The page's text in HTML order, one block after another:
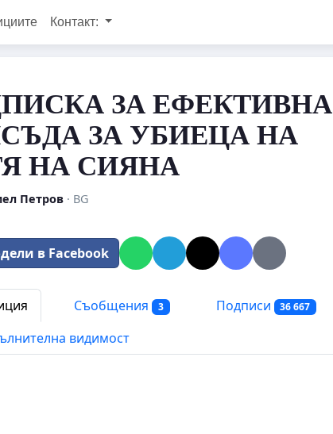
Контакт:
ЗА ЕФЕКТИВНА
ЗА УБИЕЦА НА
НА СИЯНА
Петров· BG
в Facebook
Съобщения 3 Подписи 36 667
видимост